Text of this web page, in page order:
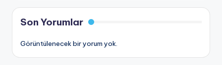
Son Yorumlar
Görüntülenecek bir yorum yok.